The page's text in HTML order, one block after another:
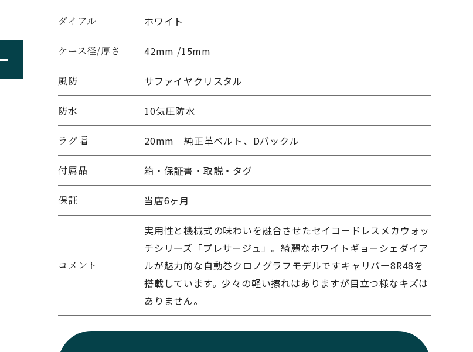
ダイアル ホワイト
ケース径/厚さ 42mm /15mm
風防 サファイヤクリスタル
防水 10気圧防水
ラグ幅 20mm 純正革ベルト、Dバックル
付属品 箱・保証書・取説・タグ
保証 当店6ヶ月
コメント
実用性と機械式の味わいを融合させたセイコードレスメカウォッ
チシリーズ「プレサージュ」。綺麗なホワイトギョーシェダイア
ルが魅力的な自動巻クロノグラフモデルですキャリバー8R48を
搭載しています。少々の軽い擦れはありますが目立つ様なキズは
ありません。